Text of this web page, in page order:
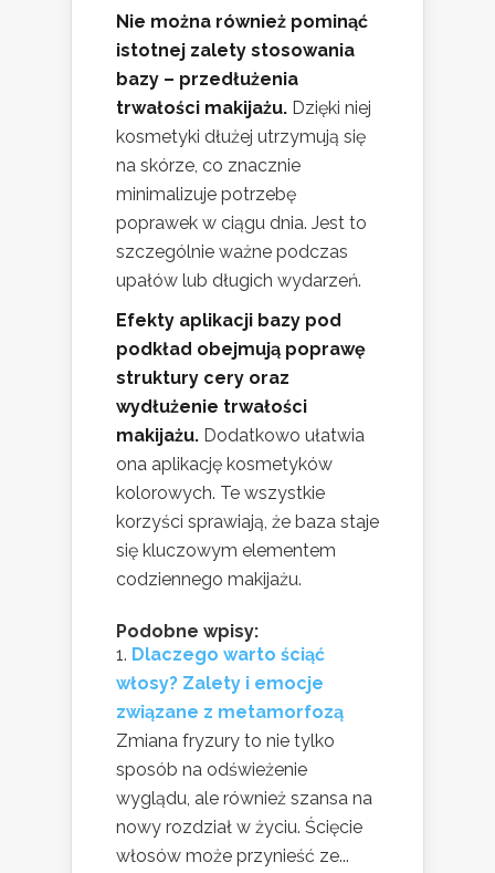
Nie można również pominąć
istotnej zalety stosowania
bazy – przedłużenia
trwałości makijażu. Dzięki niej
kosmetyki dłużej utrzymują się
na skórze, co znacznie
minimalizuje potrzebę
poprawek w ciągu dnia. Jest to
szczególnie ważne podczas
upałów lub długich wydarzeń.
Efekty aplikacji bazy pod
podkład obejmują poprawę
struktury cery oraz
wydłużenie trwałości
makijażu. Dodatkowo ułatwia
ona aplikację kosmetyków
kolorowych. Te wszystkie
korzyści sprawiają, że baza staje
się kluczowym elementem
codziennego makijażu.
Podobne wpisy:
Dlaczego warto ściąć
włosy? Zalety i emocje
związane z metamorfozą
Zmiana fryzury to nie tylko
sposób na odświeżenie
wyglądu, ale również szansa na
nowy rozdział w życiu. Ścięcie
włosów może przynieść ze...